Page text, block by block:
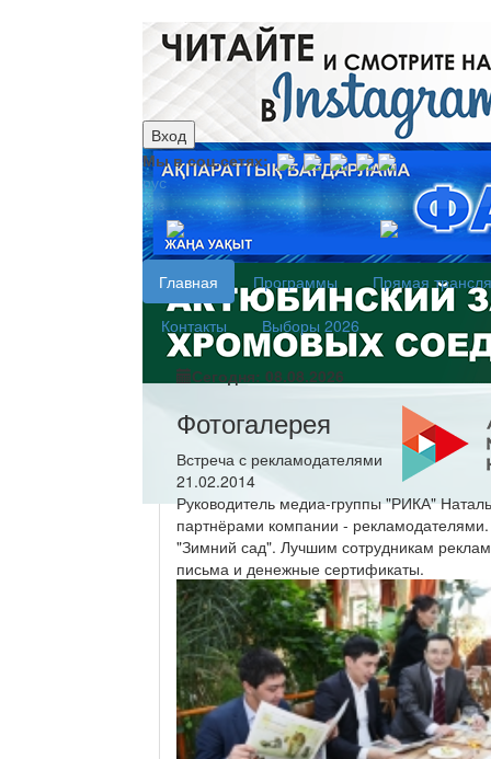
Вход
Мы в соц.сетях:
рус
каз
Главная Программы
Прямая
Контакты
Выборы 2026
Сегодня: 08.08.2026
Фотогалерея
Встреча с рекламодателями
21.02.2014
Руководитель медиа-группы "РИКА"
партнёрами компании -
"Зимний сад". Лучшим сотрудникам
письма и денежные сертификаты.